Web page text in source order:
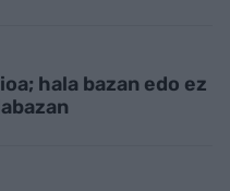
hala bazan edo ez